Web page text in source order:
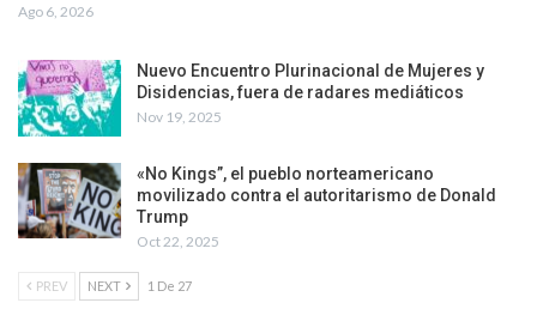
Ago 6, 2026
Nuevo Encuentro Plurinacional de Mujeres y
Disidencias, fuera de radares mediáticos
Nov 19, 2025
«No Kings”, el pueblo norteamericano
movilizado contra el autoritarismo de Donald
Trump
Oct 22, 2025
PREV NEXT 1 De 27